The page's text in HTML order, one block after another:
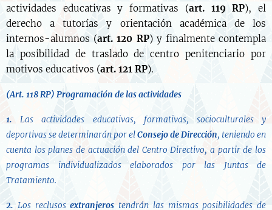
actividades educativas y formativas (art. 119 RP), el
derecho a tutorías y orientación académica de los
internos-alumnos (art. 120 RP) y finalmente contempla
la posibilidad de traslado de centro penitenciario por
motivos educativos (art. 121 RP).
(Art. 118 RP) Programación de las actividades
1. Las actividades educativas, formativas, socioculturales y
deportivas se determinarán por elConsejo de Dirección, teniendo en
cuenta los planes de actuación del Centro Directivo, a partir de los
programas individualizados elaborados por las Juntas de
Tratamiento.
2. Los reclusosextranjeros tendrán las mismas posibilidades de